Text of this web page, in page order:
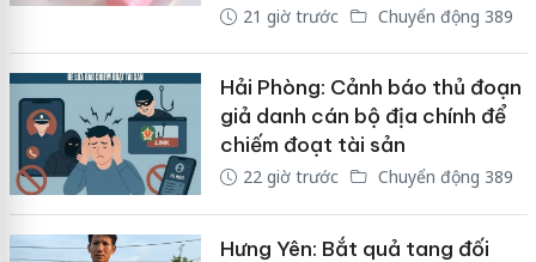
21 giờ trước Chuyển động 389
Hải Phòng: Cảnh báo thủ đoạn
giả danh cán bộ địa chính để
chiếm đoạt tài sản
22 giờ trước Chuyển động 389
Hưng Yên: Bắt quả tang đối